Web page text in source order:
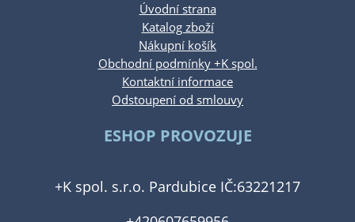
Úvodní strana
Katalog zboží
Nákupní košík
Obchodní podmínky +K spol.
Kontaktní informace
Odstoupení od smlouvy
ESHOP PROVOZUJE
+K spol. s.r.o. Pardubice IČ:63221217